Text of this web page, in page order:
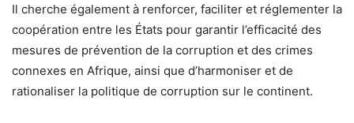
Il cherche également à renforcer, faciliter et réglementer la
coopération entre les États pour garantir l’efficacité des
mesures de prévention de la corruption et des crimes
connexes en Afrique, ainsi que d’harmoniser et de
rationaliser la politique de corruption sur le continent.